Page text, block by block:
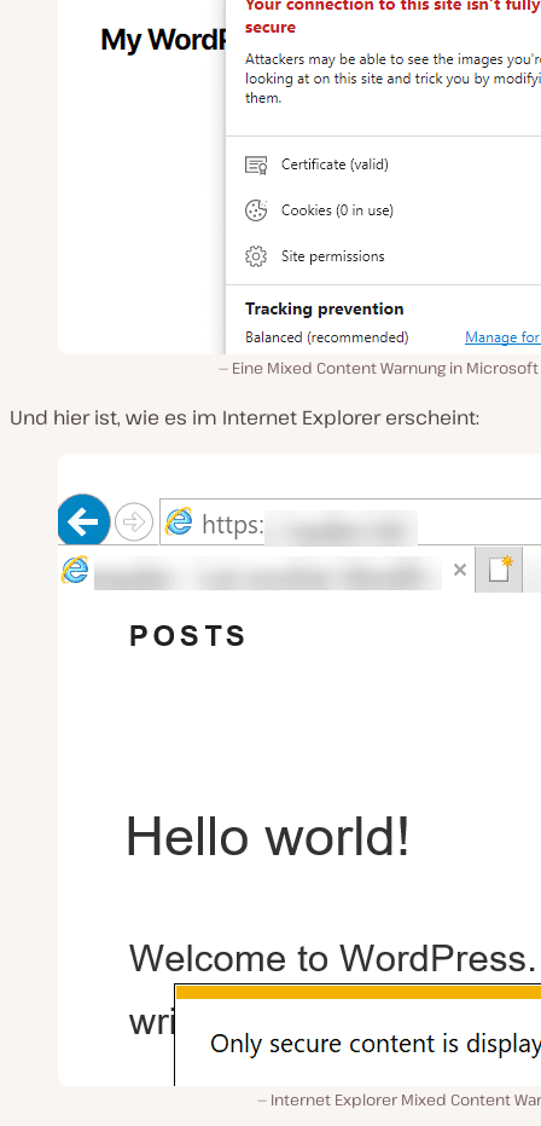
Eine Mixed Content Warnung in Microsoft
Und hier ist, wie es im Internet Explorer erscheint:
Internet Explorer Mixed Content